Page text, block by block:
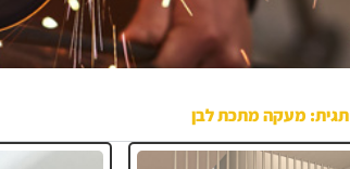
תגית: מעקה מתכת לבן